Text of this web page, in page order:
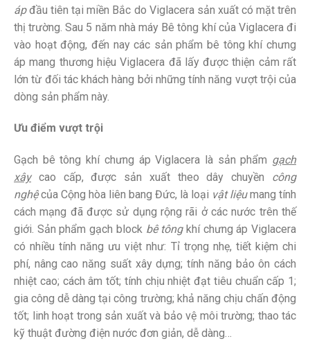
ápđầu tiên tại miền Bắc do Viglacera sản xuất có mặt trên
thị trường. Sau 5 năm nhà máy Bê tông khí của Viglacera đi
vào hoạt động, đến nay các sản phẩm bê tông khí chưng
áp mang thương hiệu Viglacera đã lấy được thiện cảm rất
lớn từ đối tác khách hàng bởi những tính năng vượt trội của
dòng sản phẩm này.
Ưu điểm vượt trội
Gạch bê tông khí chưng áp Viglacera là sản phẩm gạch
xâycao cấp, được sản xuất theo dây chuyền công
nghệcủa Cộng hòa liên bang Đức, là loại vật liệumang tính
cách mạng đã được sử dụng rộng rãi ở các nước trên thế
giới. Sản phẩm gạch block bê tông khí chưng áp Viglacera
có nhiều tính năng ưu việt như: Tỉ trọng nhẹ, tiết kiệm chi
phí, nâng cao năng suất xây dựng; tính năng bảo ôn cách
nhiệt cao; cách âm tốt; tính chịu nhiệt đạt tiêu chuẩn cấp 1;
gia công dễ dàng tại công trường; khả năng chịu chấn động
tốt; linh hoạt trong sản xuất và bảo vệ môi trường; thao tác
kỹ thuật đường điện nước đơn giản, dễ dàng…